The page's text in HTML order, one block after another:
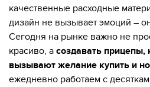
качественные расходные
дизайн не вызывает эмоций –
Сегодня на рынке важно не
красиво, а создавать прицепы,
вызывают желание купить и
ежедневно работаем с